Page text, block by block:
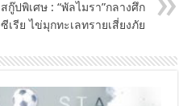
สกู๊ปพิเศษ : “พัลไมรา”กลางศึก
ซีเรีย ไข่มุกทะเลทรายเสี่ยงภัย